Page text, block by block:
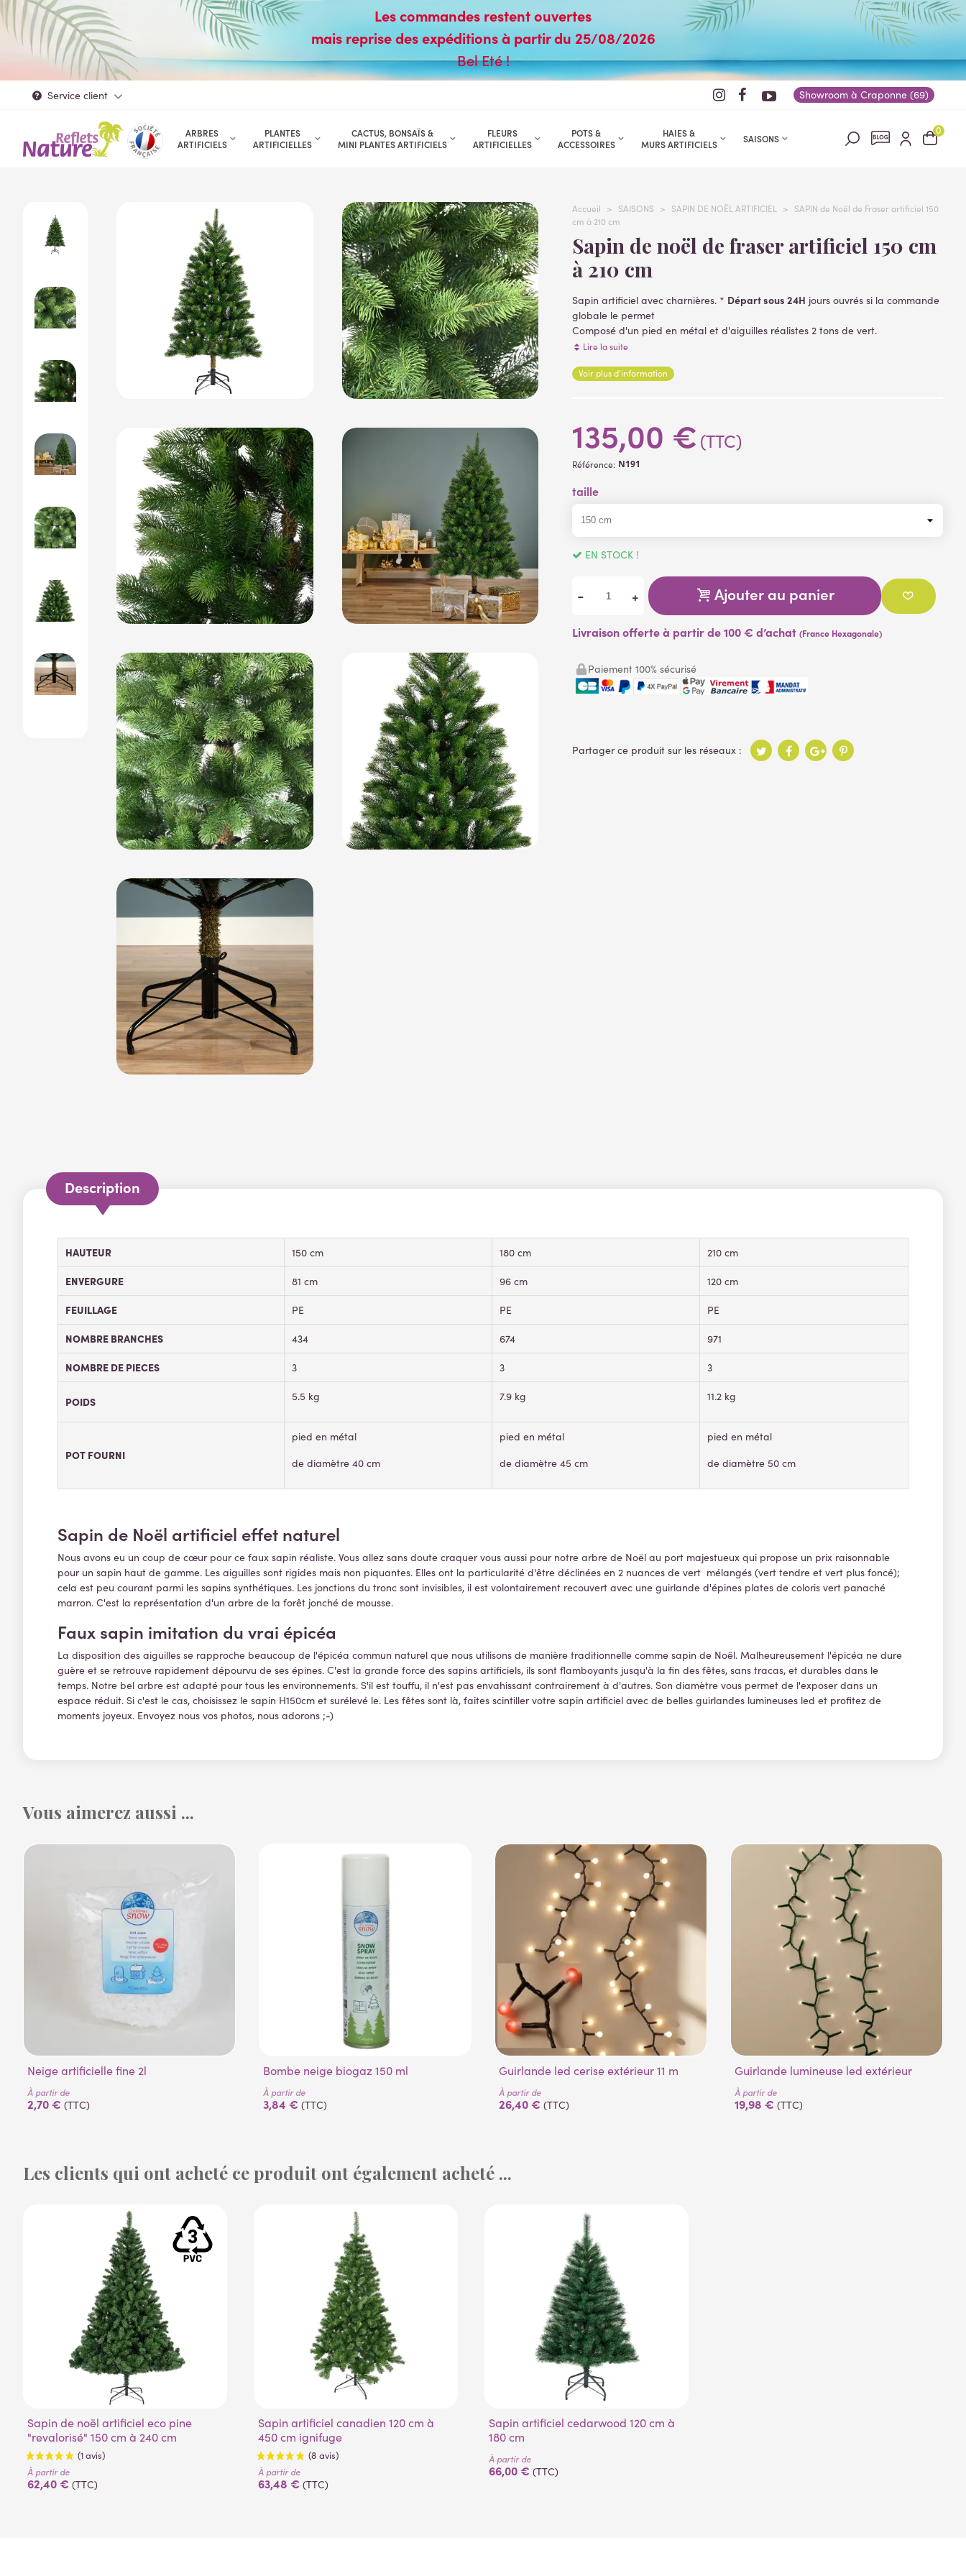
Les commandes restent ouvertes
mais reprise des expéditions à partir du 25/08/2026
Bel Eté !
Service client Showroom à Craponne (69)
ARBRES
ARTIFICIELS
PLANTES
ARTIFICIELLES
CACTUS, BONSAÏS &
MINI PLANTES ARTIFICIELS
FLEURS
ARTIFICIELLES
POTS &
ACCESSOIRES
HAIES &
MURS ARTIFICIELS
SAISONS
0
Accueil > SAISONS > SAPIN DE NOËL ARTIFICIEL >
SAPIN de Noël de Fraser artificiel 150
cm à 210 cm
Sapin de noël de fraser artificiel 150 cm
à 210 cm
Sapin artificiel avec charnières. * Départ sous 24H jours ouvrés si la commande
globale le permet
Composé d'un pied en métal et d'aiguilles réalistes 2 tons de vert.
Test inflammabilité : Norme Européenne standard EN 71-2 (sécurité des jouets).
métalliques.
Epines : PE
Lire la suite
Voir plus d'information
135,00 € (TTC)
Référence: N191
taille
EN STOCK !
- + Ajouter au panier
Livraison offerte à partir de 100 € d’achat(France Hexagonale)
Paiement 100% sécurisé
Description
HAUTEUR 150 cm 180 cm 210 cm
ENVERGURE 81 cm 96 cm 120 cm
FEUILLAGE PE PE PE
NOMBRE BRANCHES 434 674 971
NOMBRE DE PIECES 3 3 3
POIDS 5.5 kg 7.9 kg 11.2 kg
POT FOURNI
pied en métal
de diamètre 40 cm
pied en métal
de diamètre 45 cm
pied en métal
de diamètre 50 cm
Sapin de Noël artificiel effet naturel
Nous avons eu un coup de cœur pour ce faux sapin réaliste. Vous allez sans doute craquer vous aussi pour notre arbre de Noël au port majestueux qui propose un prix raisonnable
pour un sapin haut de gamme. Les aiguilles sont rigides mais non piquantes. Elles ont la particularité d'être déclinées en 2 nuances de vert mélangés (vert tendre et vert plus foncé);
cela est peu courant parmi les sapins synthétiques. Les jonctions du tronc sont invisibles, il est volontairement recouvert avec une guirlande d'épines plates de coloris vert panaché
marron. C'est la représentation d'un arbre de la forêt jonché de mousse.
Faux sapin imitation du vrai épicéa
La disposition des aiguilles se rapproche beaucoup de l'épicéa commun naturel que nous utilisons de manière traditionnelle comme sapin de Noël. Malheureusement l'épicéa ne dure
guère et se retrouve rapidement dépourvu de ses épines. C'est la grande force des sapins artificiels, ils sont flamboyants jusqu'à la fin des fêtes, sans tracas, et durables dans le
temps. Notre bel arbre est adapté pour tous les environnements. S'il est touffu, il n'est pas envahissant contrairement à d'autres. Son diamètre vous permet de l'exposer dans un
espace réduit. Si c'est le cas, choisissez le sapin H150cm et surélevé le. Les fêtes sont là, faites scintiller votre sapin artificiel avec de belles guirlandes lumineuses led et profitez de
moments joyeux. Envoyez nous vos photos, nous adorons ;-)
Vous aimerez aussi ...
Neige artificielle fine 2l
À partir de
2,70 € (TTC)
Bombe neige biogaz 150 ml
À partir de
3,84 € (TTC)
Guirlande led cerise extérieur 11 m
À partir de
26,40 € (TTC)
Guirlande lumineuse led extérieur
À partir de
19,98 € (TTC)
Les clients qui ont acheté ce produit ont également acheté ...
Sapin de noël artificiel eco pine
"revalorisé" 150 cm à 240 cm
À partir de
62,40 € (TTC)
Sapin artificiel canadien 120 cm à
450 cm ignifuge
À partir de
63,48 € (TTC)
Sapin artificiel cedarwood 120 cm à
180 cm
À partir de
66,00 € (TTC)